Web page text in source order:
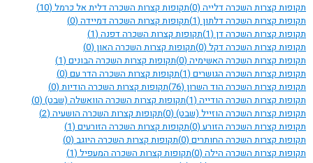
תקופות קצרות השכרה דלייה (0) תקופות קצרות השכרה דלית אל כרמל (10)
תקופות קצרות השכרה דלתון (1) תקופות קצרות השכרה דמיידה (0)
תקופות קצרות השכרה דן (1) תקופות קצרות השכרה דפנה (1)
תקופות קצרות השכרה דקל (0) תקופות קצרות השכרה האון (0)
תקופות קצרות השכרה האשימיה (0) תקופות קצרות השכרה הבונים (1)
תקופות קצרות השכרה הגושרים (1) תקופות קצרות השכרה הדר עם (0)
תקופות קצרות השכרה הוד השרון (76) תקופות קצרות השכרה הודיות (0)
תקופות קצרות השכרה הודייה (1) תקופות קצרות השכרה הוואשלה (שבט) (0)
תקופות קצרות השכרה הוזייל (שבט) (0) תקופות קצרות השכרה הושעיה (2)
תקופות קצרות השכרה הזורע (0) תקופות קצרות השכרה הזורעים (1)
תקופות קצרות השכרה החותרים (0) תקופות קצרות השכרה היוגב (0)
תקופות קצרות השכרה הילה (0) תקופות קצרות השכרה המעפיל (1)